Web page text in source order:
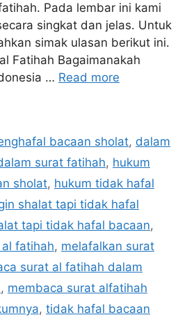
Pada lembar ini kami
singkat dan jelas. Untuk
simak ulasan berikut ini.
Fatihah Bagaimanakah
… Read more
bacaan sholat, dalam
surat fatihah, hukum
sholat, hukum tidak hafal
shalat tapi tidak hafal
tapi tidak hafal bacaan,
fatihah, melafalkan surat
surat al fatihah dalam
, membaca surat alfatihah
, tidak hafal bacaan